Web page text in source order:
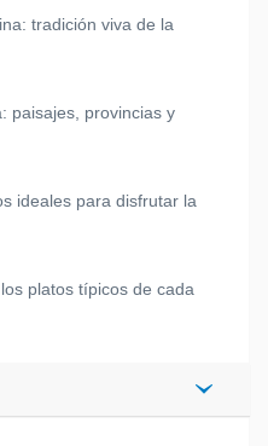
tradición viva de la
paisajes, provincias y
ideales para disfrutar la
platos típicos de cada